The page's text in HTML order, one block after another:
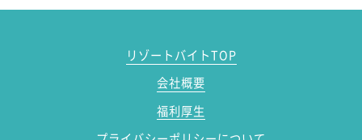
リゾートバイトTOP
会社概要
福利厚生